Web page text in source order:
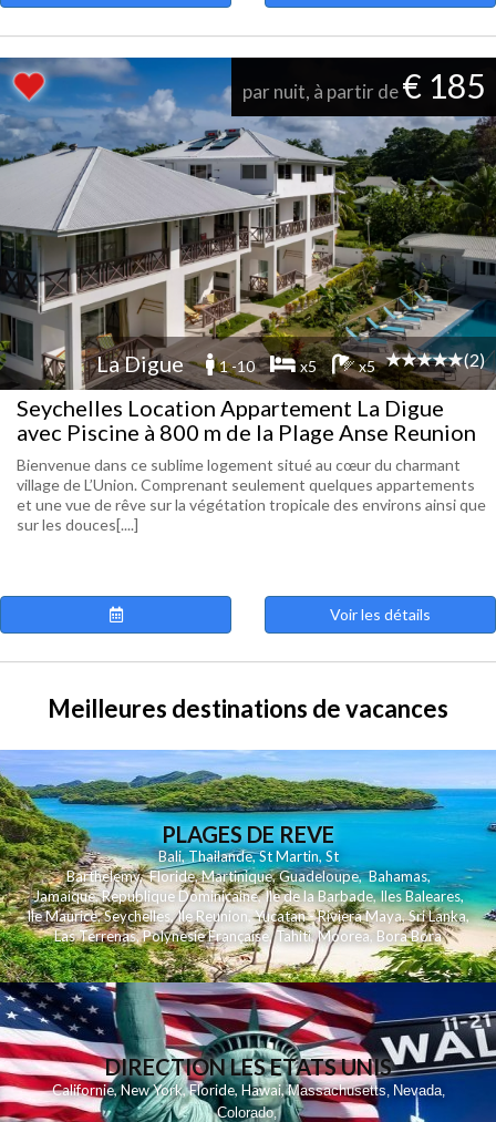
par nuit, à partir de€ 185
La Digue 1 -10 x5 x5 (2)
Seychelles Location Appartement La Digue
avec Piscine à 800 m de la Plage Anse Reunion
Bienvenue dans ce sublime logement situé au cœur du charmant
village de L’Union. Comprenant seulement quelques appartements
et une vue de rêve sur la végétation tropicale des environs ainsi que
sur les douces[....]
Voir les détails
Meilleures destinations de vacances
PLAGES DE REVE
Bali,Thailande,St Martin,St
Barthelemy,Floride,Martinique,Guadeloupe,Bahamas,
Jamaique,Republique Dominicaine,Ile de la Barbade,Iles Baleares,
Ile Maurice,Seychelles,Ile Reunion ,Yucatan - Riviera Maya,Sri Lanka,
Las Terrenas,Polynesie Française,Tahiti,Moorea, Bora Bora
DIRECTION LES ETATS UNIS
Californie,New York,Floride,Hawai,Massachusetts, Nevada,
Colorado,